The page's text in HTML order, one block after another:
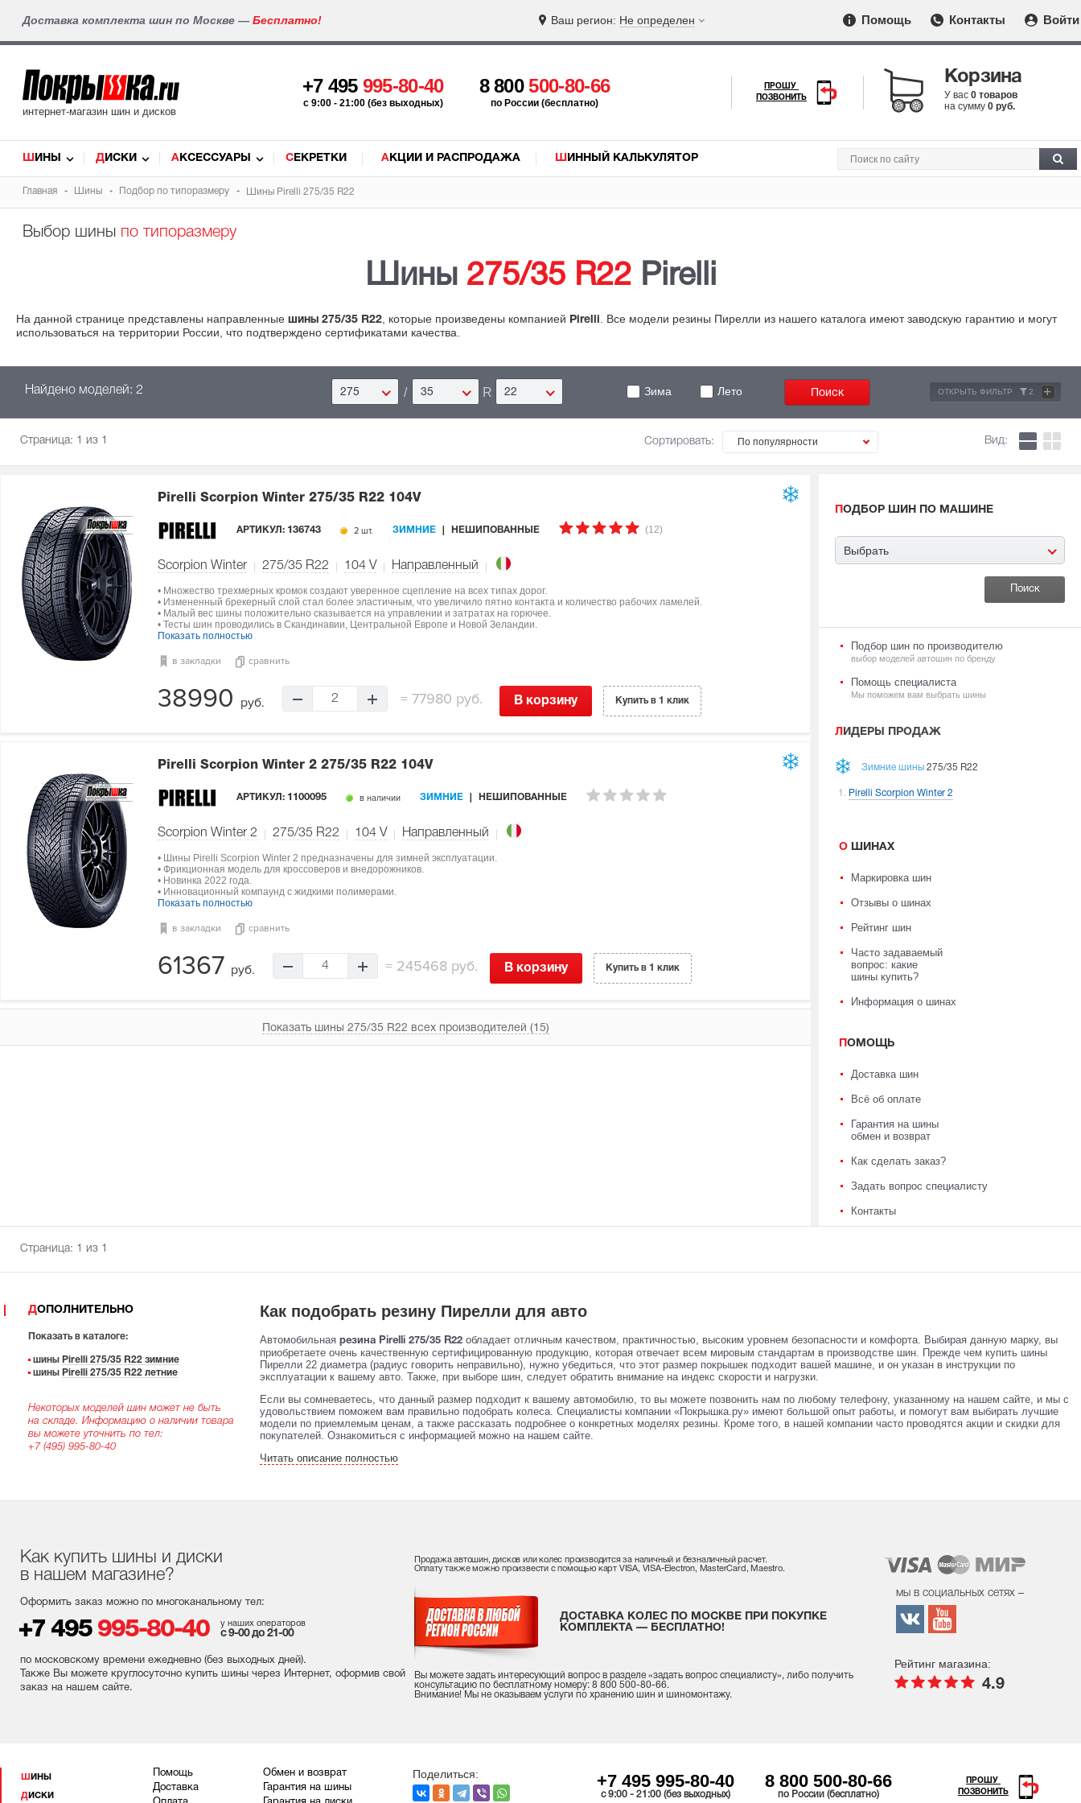
Доставка комплекта шин по Москве — Бесплатно! Ваш регион: Не определен Помощь Контакты Войти
интернет-магазин шин и дисков
+7 495 995-80-40
c 9:00 - 21:00 (без выходных)
8 800500-80-66
по России (бесплатно)
ПРОШУ
ПОЗВОНИТЬ
Корзина
У вас 0 товаров
на сумму 0 руб.
ШИНЫ ДИСКИ АКСЕССУАРЫ СЕКРЕТКИ АКЦИИ И РАСПРОДАЖА ШИННЫЙ КАЛЬКУЛЯТОР
Главная Шины Подбор по типоразмеру Шины Pirelli 275/35 R22
Выбор шины по типоразмеру
Шины 275/35 R22Pirelli
На данной странице представлены направленные шины 275/35 R22 , которые произведены компанией Pirelli
. Все модели резины Пирелли из нашего каталога имеют заводскую гарантию и могут
использоваться на территории России, что подтверждено сертификатами качества.
Найдено моделей: 2 275 / 35 R 22 Зима Лето ОТКРЫТЬ ФИЛЬТР 2 +
Страница: 1 из 1 Сортировать: По популярности Вид:
Pirelli Scorpion Winter 275/35 R22 104V
АРТИКУЛ: 136743 2 шт. ЗИМНИЕ НЕШИПОВАННЫЕ (12)
Scorpion Winter 275/35 R22 104 V Направленный
• Множество трехмерных кромок создают уверенное сцепление на всех типах дорог.
• Измененный брекерный слой стал более эластичным, что увеличило пятно контакта и количество рабочих ламелей.
• Малый вес шины положительно сказывается на управлении и затратах на горючее.
• Тесты шин проводились в Скандинавии, Центральной Европе и Новой Зеландии.
Показать полностью
в закладки сравнить
38990 руб. 2 =77980 руб. В корзину Купить в 1 клик
Pirelli Scorpion Winter 2 275/35 R22 104V
АРТИКУЛ: 1100095 в наличии ЗИМНИЕ НЕШИПОВАННЫЕ
Scorpion Winter 2 275/35 R22 104 V Направленный
• Шины Pirelli Scorpion Winter 2 предназначены для зимней эксплуатации.
• Фрикционная модель для кроссоверов и внедорожников.
• Новинка 2022 года.
• Инновационный компаунд с жидкими полимерами.
Показать полностью
в закладки сравнить
61367 руб. 4 = 245468 руб. В корзину Купить в 1 клик
Показать шины 275/35 R22 всех производителей (15)
ПОДБОР ШИН ПО МАШИНЕ
Выбрать
Подбор шин по производителю
выбор моделей автошин по бренду
Помощь специалиста
Мы поможем вам выбрать шины
ЛИДЕРЫ ПРОДАЖ
Зимние шины 275/35 R22
Pirelli Scorpion Winter 2
О ШИНАХ
Маркировка шин
Отзывы о шинах
Рейтинг шин
Часто задаваемый
вопрос: какие
шины купить?
Информация о шинах
ПОМОЩЬ
Доставка шин
Всё об оплате
Гарантия на шины
обмен и возврат
Как сделать заказ?
Задать вопрос специалисту
Контакты
Страница: 1 из 1
ДОПОЛНИТЕЛЬНО
Показать в каталоге:
шины Pirelli 275/35 R22 зимние
шины Pirelli 275/35 R22 летние
Некоторых моделей шин может не быть
на складе. Информацию о наличии товара
вы можете уточнить по тел:
+7 (495) 995-80-40
Как подобрать резину Пирелли для авто
Автомобильная резина Pirelli 275/35 R22 обладает отличным качеством, практичностью, высоким уровнем безопасности и комфорта. Выбирая данную марку, вы
приобретаете очень качественную сертифицированную продукцию, которая отвечает всем мировым стандартам в производстве шин. Прежде чем купить шины
Пирелли 22 диаметра (радиус говорить неправильно), нужно убедиться, что этот размер покрышек подходит вашей машине, и он указан в инструкции по
эксплуатации к вашему авто. Также, при выборе шин, следует обратить внимание на индекс скорости и нагрузки.
Если вы сомневаетесь, что данный размер подходит к вашему автомобилю, то вы можете позвонить нам по любому телефону, указанному на нашем сайте, и мы с
удовольствием поможем вам правильно подобрать колеса. Специалисты компании «Покрышка.ру» имеют большой опыт работы, и помогут вам выбирать лучшие
модели по приемлемым ценам, а также рассказать подробнее о конкретных моделях резины. Кроме того, в нашей компании часто проводятся акции и скидки для
покупателей. Ознакомиться с информацией можно на нашем сайте.
Читать описание полностью
Как купить шины и диски
в нашем магазине?
Оформить заказ можно по многоканальному тел:
+7 495 995-80-40 у наших операторов
с 9-00 до 21-00
по московскому времени ежедневно (без выходных дней).
Также Вы можете круглосуточно купить шины через Интернет, оформив свой
заказ на нашем сайте.
Продажа автошин, дисков или колес производится за наличный и безналичный расчет.
Оплату также можно произвести с помощью карт VISA, VISA-Electron, MasterCard, Maestro.
ДОСТАВКА КОЛЕС ПО МОСКВЕ ПРИ ПОКУПКЕ
КОМПЛЕКТА — БЕСПЛАТНО!
Вы можете задать интересующий вопрос в разделе «задать вопрос специалисту», либо получить
консультацию по бесплатному номеру: 8 800 500-80-66.
Внимание! Мы не оказываем услуги по хранению шин и шиномонтажу.
мы в социальных сетях –
Рейтинг магазина:
4.9
ШИНЫ
ДИСКИ
Помощь
Доставка
Обмен и возврат
Гарантия на шины
Поделиться: +7 495 995-80-40
c 9:00 - 21:00 (без выходных)
8 800 500-80-66
по России (бесплатно)
ПРОШУ
ПОЗВОНИТЬ